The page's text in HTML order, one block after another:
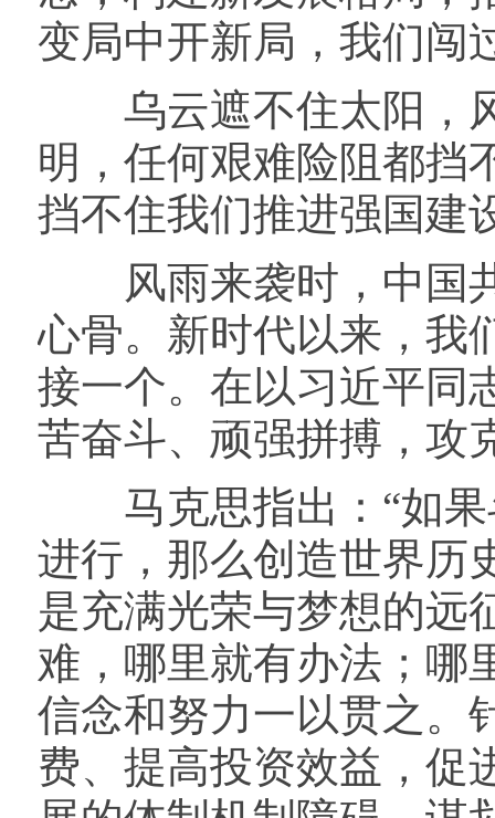
变局中开新局，我们
乌云遮不住太阳，风
明，任何艰难险阻都挡
挡不住我们推进强国建
风雨来袭时，中国共
心骨。新时代以来，我
接一个。在以习近平同
苦奋斗、顽强拼搏，攻
马克思指出：“如果
进行，那么创造世界历
是充满光荣与梦想的远
难，哪里就有办法；哪
信念和努力一以贯之。
费、提高投资效益，促